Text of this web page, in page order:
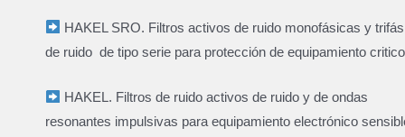
HAKEL SRO. Filtros activos de ruido monofásicas y
de ruido de tipo serie para protección de equipamiento critico
HAKEL. Filtros de ruido activos de ruido y de ondas
resonantes impulsivas para equipamiento electrónico